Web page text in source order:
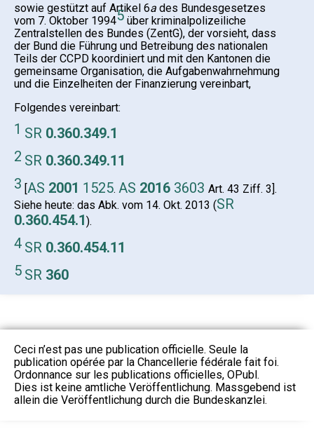
sowie gestützt auf Artikel 6a des Bundesgesetzes
vom 7. Oktober 19945 über kriminalpolizeiliche
Zentralstellen des Bundes (ZentG), der vorsieht, dass
der Bund die Führung und Betreibung des nationalen
Teils der CCPD koordiniert und mit den Kantonen die
gemeinsame Organisation, die Aufgabenwahrnehmung
und die Einzelheiten der Finanzierung vereinbart,
Folgendes vereinbart:
1 SR 0.360.349.1
2 SR 0.360.349.11
3 [AS 2001 1525. AS 2016 3603 Art. 43 Ziff. 3].
Siehe heute: das Abk. vom 14. Okt. 2013 (SR
0.360.454.1).
4 SR 0.360.454.11
5 SR 360
Ceci n’est pas une publication officielle. Seule la
publication opérée par la Chancellerie fédérale fait foi.
Ordonnance sur les publications officielles, OPubl.
Dies ist keine amtliche Veröffentlichung. Massgebend ist
allein die Veröffentlichung durch die Bundeskanzlei.